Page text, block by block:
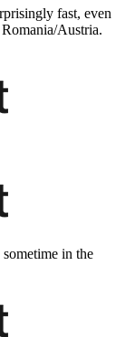
fast, even
Austria.
in the